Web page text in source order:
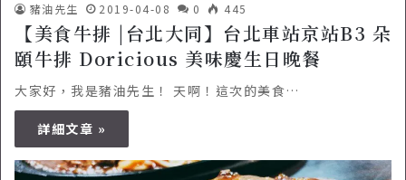
豬油先生 2019-04-08 0 445
【美食牛排 |台北大同】台北車站京站B3 朵
頤牛排 Doricious 美味慶生日晚餐
大家好，我是豬油先生！ 天啊！這次的美食…
詳細文章 »